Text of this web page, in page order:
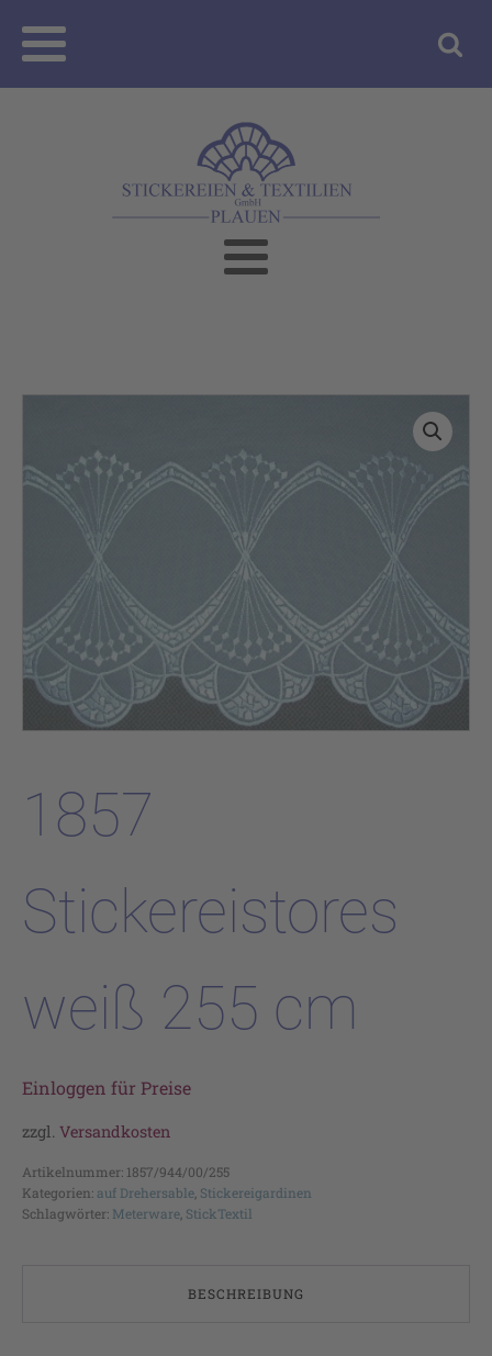
1857
Stickereistores
weiß 255 cm
Einloggen für Preise
zzgl. Versandkosten
Artikelnummer: 1857/944/00/255
Kategorien: auf Drehersable Stickereigardinen
Schlagwörter: Meterware StickTextil
BESCHREIBUNG